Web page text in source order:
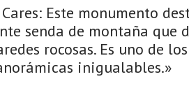
Este monumento
senda de montaña que
rocosas. Es uno de
inigualables.»